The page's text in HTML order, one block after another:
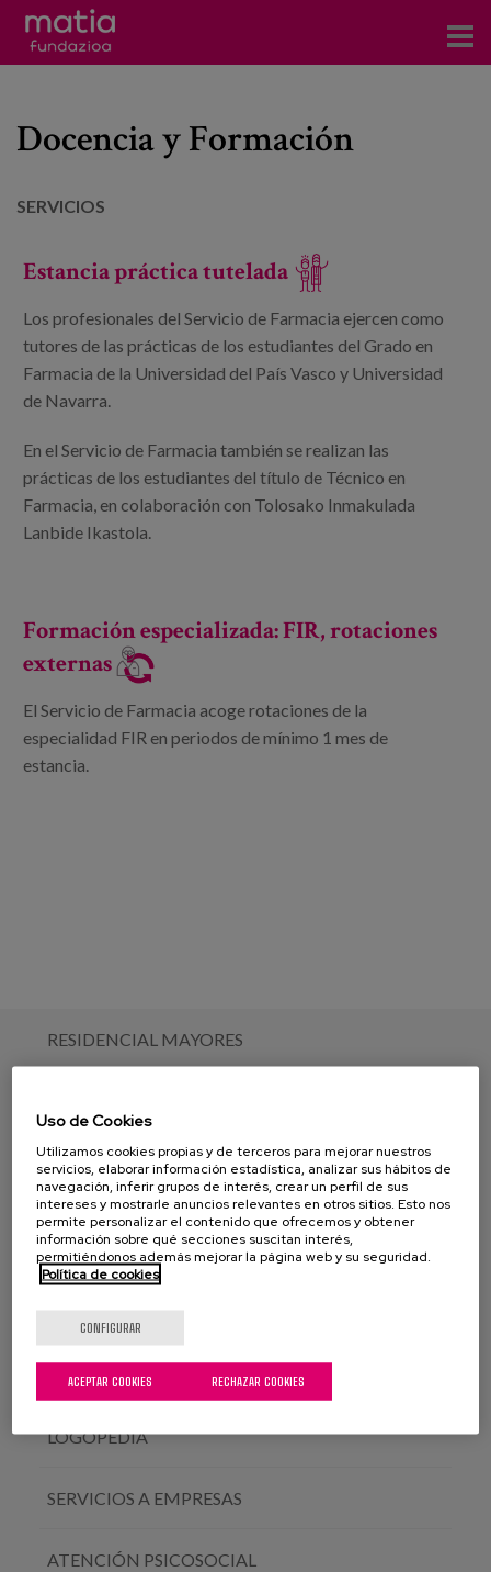
Servicios
Blog
Prensa
Trabaja con nosotros
Canal de denuncias
Docencia y Formación
SERVICIOS
Estancia práctica tutelada
Los profesionales del Servicio de Farmacia ejercen como
tutores de las prácticas de los estudiantes del Grado en
Farmacia de la Universidad del País Vasco y Universidad
de Navarra.
En el Servicio de Farmacia también se realizan las
prácticas de los estudiantes del título de Técnico en
Farmacia, en colaboración con Tolosako Inmakulada
Lanbide Ikastola.
Formación especializada: FIR, rotaciones
externas
El Servicio de Farmacia acoge rotaciones de la
especialidad FIR en periodos de mínimo 1 mes de
estancia.
RESIDENCIAL MAYORES
REHABILITACIÓN Y FISIOTERAPIA
ATENCIÓN EN DOMICILIO
RESIDENCIAL PARA PERSONAS CON
DISCAPACIDAD
MÉDICO GERIATRA
LOGOPEDIA
SERVICIOS A EMPRESAS
ATENCIÓN PSICOSOCIAL
Uso de Cookies
Utilizamos cookies propias y de terceros para mejorar nuestros
servicios, elaborar información estadística, analizar sus hábitos de
navegación, inferir grupos de interés, crear un perfil de sus
intereses y mostrarle anuncios relevantes en otros sitios. Esto nos
permite personalizar el contenido que ofrecemos y obtener
información sobre qué secciones suscitan interés,
permitiéndonos además mejorar la página web y su seguridad.
Política de cookies
CONFIGURAR
RECHAZAR COOKIES
ACEPTAR COOKIES